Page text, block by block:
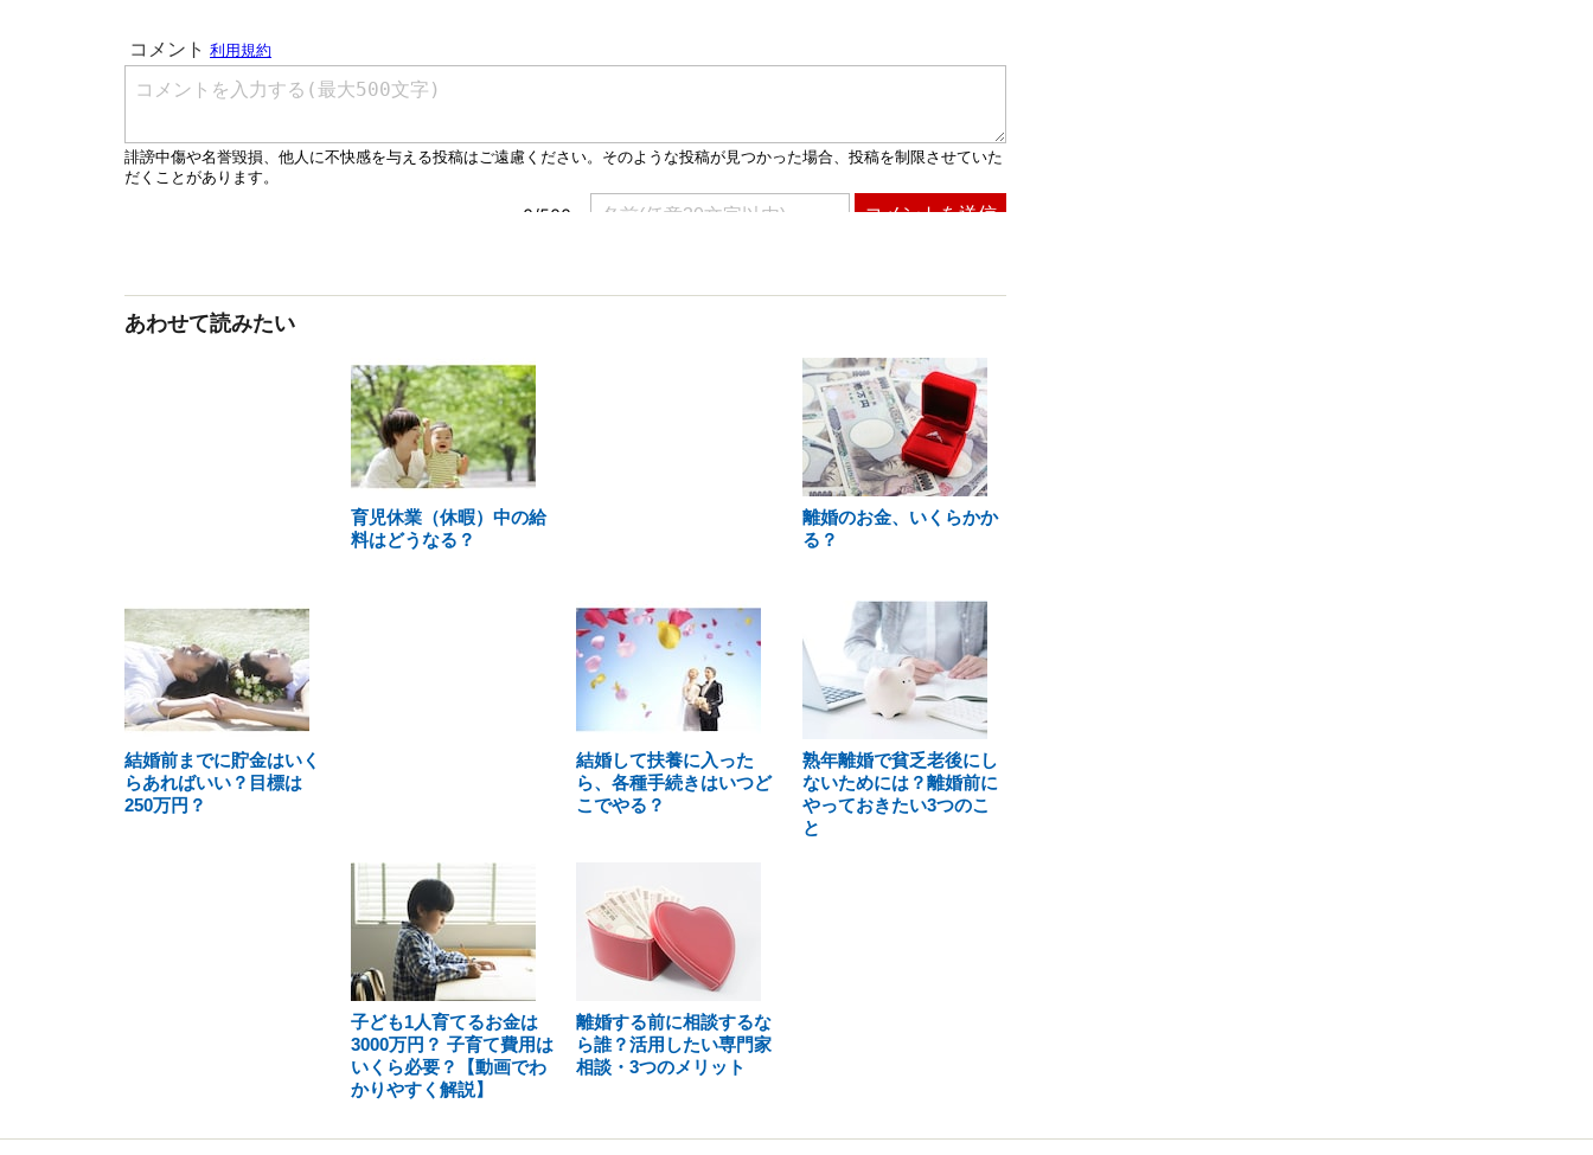
あわせて読みたい
育児休業（休暇）中の給
料はどうなる？
離婚のお金、いくらかか
る？
結婚前までに貯金はいく
らあればいい？目標は
250万円？
結婚して扶養に入った
ら、各種手続きはいつど
こでやる？
熟年離婚で貧乏老後にし
ないためには？離婚前に
やっておきたい3つのこ
と
子ども1人育てるお金は
3000万円？ 子育て費用は
いくら必要？【動画でわ
かりやすく解説】
離婚する前に相談するな
ら誰？活用したい専門家
相談・3つのメリット